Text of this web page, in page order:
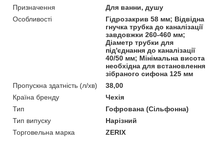
Призначення
Для ванни, душу
Особливості
Гідрозакрив 58 мм; Відвідна
гнучка трубка до каналізації
завдовжки 260-460 мм;
Діаметр трубки для
під'єднання до каналізації
40/50 мм; Мінімальна висота
необхідна для встановлення
зібраного сифона 125 мм
Пропускна здатність (л/хв)
38,00
Країна бренду
Чехія
Тип
Гофрована (Сільфонна)
Тип випуску
Нарізний
Торговельна марка
ZERIX